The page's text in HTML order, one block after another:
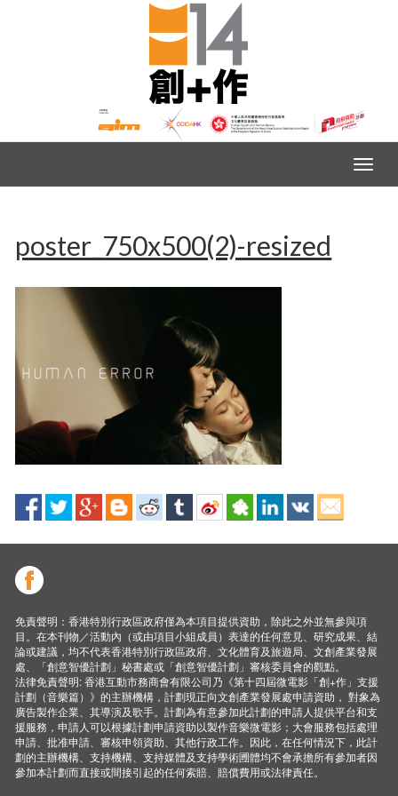
poster_750x500(2)-resized
免責聲明：香港特別行政區政府僅為本項目提供資助，除此之外並無參與項
目。在本刊物／活動內（或由項目小組成員）表達的任何意見、研究成果、結
論或建議，均不代表香港特別行政區政府、文化體育及旅遊局、文創產業發展
處、「創意智優計劃」秘書處或「創意智優計劃」審核委員會的觀點。
法律免責聲明: 香港互動市務商會有限公司乃《第十四屆微電影「創+作」支援
計劃（音樂篇）》的主辦機構，計劃現正向文創產業發展處申請資助， 對象為
廣告製作企業、其導演及歌手。計劃為有意參加此計劃的申請人提供平台和支
援服務，申請人可以根據計劃申請資助以製作音樂微電影；大會服務包括處理
申請、批准申請、審核申領資助、其他行政工作。因此，在任何情況下，此計
劃的主辦機構、支持機構、支持媒體及支持學術圑體均不會承擔所有參加者因
參加本計劃而直接或間接引起的任何索賠、賠償費用或法律責任。